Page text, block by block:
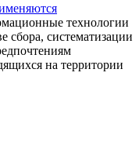
технологии
сбора, систематизации
на территории